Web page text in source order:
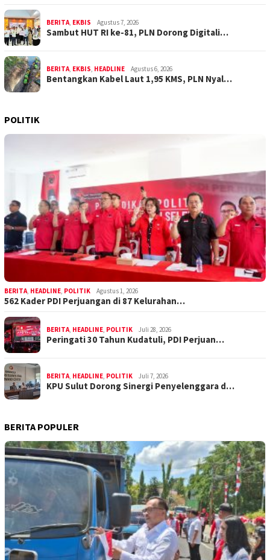
BERITA EKBIS Agustus 7, 2026
Sambut HUT RI ke-81, PLN Dorong Digitali…
BERITA EKBIS HEADLINE Agustus 6, 2026
Bentangkan Kabel Laut 1,95 KMS, PLN Nyal…
POLITIK
BERITA, HEADLINE, POLITIK Agustus 1, 2026
562 Kader PDI Perjuangan di 87 Kelurahan…
BERITA, HEADLINE, POLITIK Juli 28, 2026
Peringati 30 Tahun Kudatuli, PDI Perjuan…
BERITA, HEADLINE, POLITIK Juli 7, 2026
KPU Sulut Dorong Sinergi Penyelenggara d…
BERITA POPULER